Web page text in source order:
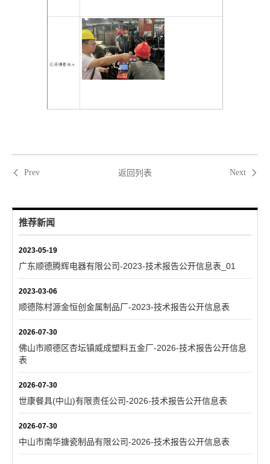
Prev 返回列表 Next
推荐新闻
2023-05-19
广东顺德腾辉电器有限公司-2023-技术报告公开信息表_01
2023-03-06
顺德陈村源金恒创金属制品厂-2023-技术报告公开信息表
2026-07-30
佛山市顺德区杏坛镇威成塑料五金厂-2026-技术报告公开信息
表
2026-07-30
世康餐具(中山)有限责任公司-2026-技术报告公开信息表
2026-07-30
中山市南华搪瓷制品有限公司-2026-技术报告公开信息表